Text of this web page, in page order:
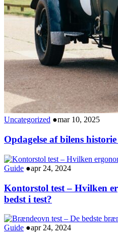
Uncategorized ●mar 10, 2025
Opdagelse af bilens
Guide ●apr 24, 2024
Kontorstol test – Hvilken
bedst i test?
Guide ●apr 24, 2024